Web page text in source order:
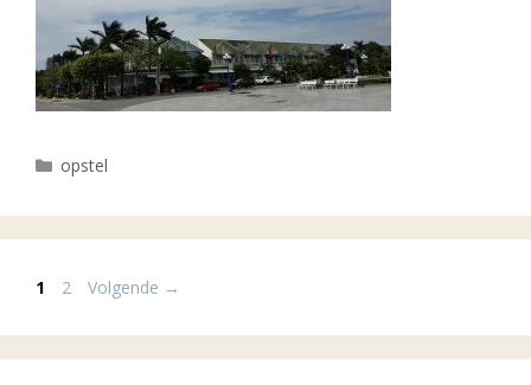
Categorieën
opstel
Pagina
1 Pagina
2 Volgende →